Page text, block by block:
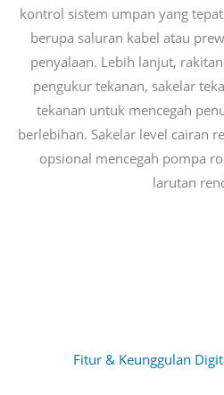
kontrol sistem umpan yang
berupa saluran kabel atau
penyalaan. Lebih lanjut,
pengukur tekanan, sakelar
tekanan untuk mencegah
berlebihan. Sakelar level cairan
opsional mencegah pompa
larutan
Fitur & Keunggulan